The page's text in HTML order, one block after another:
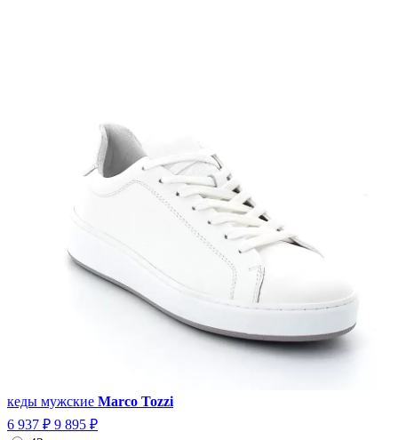
кеды мужские Marco Tozzi
6 937 ₽ 9 895 ₽